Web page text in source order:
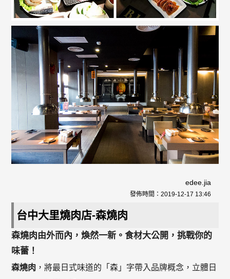
edee.jia
發佈時間： 2019-12-17 13:46
台中大里燒肉店-森燒肉
森燒肉由外而內，煥然一新。食材大公開，挑戰你的
味蕾！
森燒肉 ，將最日式味道的「森」字帶入品牌概念，立體日